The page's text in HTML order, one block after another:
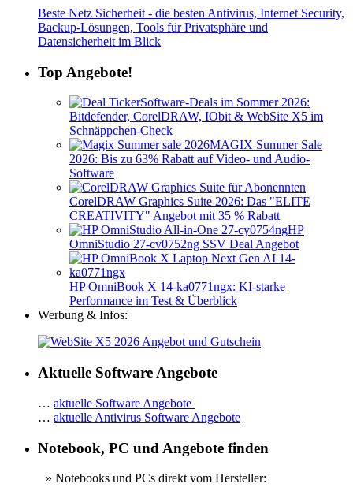
Beste Netz Sicherheit - die besten Antivirus, Internet Security,
Backup-Lösungen, Tools für Privatsphäre und
Datensicherheit im Blick
Top Angebote!
Software-Deals im Sommer 2026:
Bitdefender, CorelDRAW, IObit & WebSite X5 im
Schnäppchen-Check
MAGIX Summer Sale
2026: Bis zu 63% Rabatt auf Video- und Audio-
Software
CorelDRAW Graphics Suite 2026: Das "ELITE
CREATIVITY" Angebot mit 35 % Rabatt
HP
OmniStudio 27-cv0752ng SSV Deal Angebot
HP OmniBook X 14-ka0771ngx: KI-starke
Performance im Test & Überblick
Werbung & Infos:
Aktuelle Software Angebote
… aktuelle Software Angebote
… aktuelle Antivirus Software Angebote
Notebook, PC und Angebote finden
» Notebooks und PCs direkt vom Hersteller: